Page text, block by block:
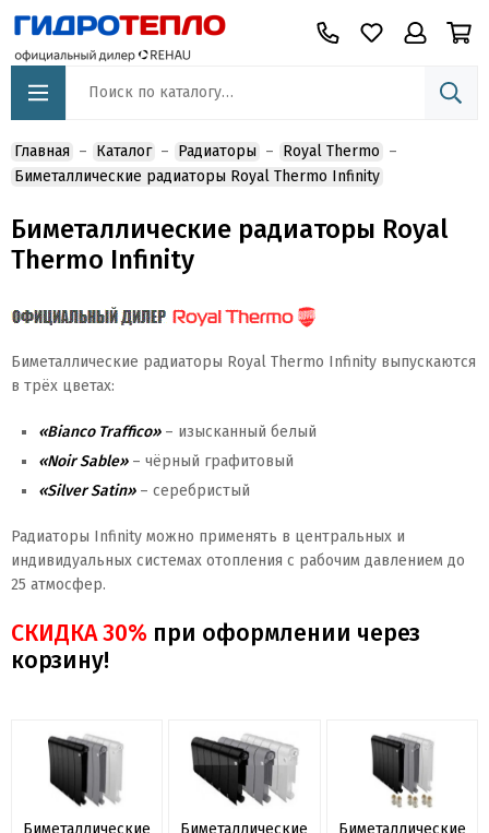
Главная Каталог Радиаторы
Royal Thermo
Биметаллические радиаторы Royal Thermo Infinity
Биметаллические радиаторы Royal
Thermo Infinity
Биметаллические радиаторы Royal Thermo Infinity выпускаются
в трёх цветах:
«Bianco Traffico»– изысканный белый
«Noir Sable»– чёрный графитовый
«Silver Satin»– серебристый
Радиаторы Infinity можно применять в центральных и
индивидуальных системах отопления с рабочим давлением до
25 атмосфер.
СКИДКА 30% при оформлении через
корзину!